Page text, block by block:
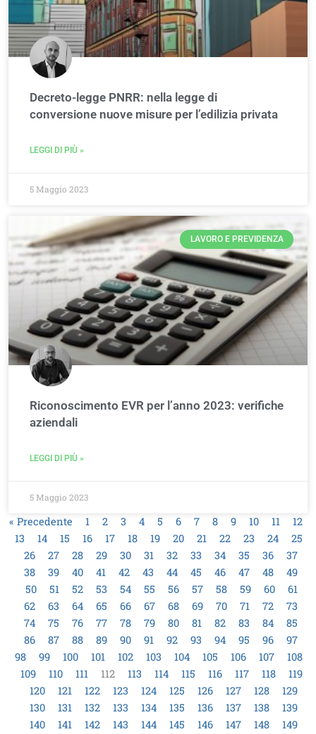
Decreto-legge PNRR: nella legge di
conversione nuove misure per l’edilizia privata
LEGGI DI PIÙ »
5 Maggio 2023
LAVORO E PREVIDENZA
Riconoscimento EVR per l’anno 2023: verifiche
aziendali
LEGGI DI PIÙ »
5 Maggio 2023
« Precedente 1 2 3 4 5 6 7 8 9 10 11
12
13
14 15 16 17 18 19 20 21 22 23 24
25
26
27 28 29 30 31 32 33 34 35 36
37
38
39 40 41 42 43 44 45 46 47 48
49
50
51 52 53 54 55 56 57 58 59 60
61
62
63 64 65 66 67 68 69 70 71 72
73
74
75 76 77 78 79 80 81 82 83 84
85
86
87 88 89 90 91 92 93 94 95 96
97
98
99 100 101 102 103 104 105 106 107
108
109
110 111 112 113 114 115 116 117 118
119
120
121 122 123 124 125 126 127 128
129
130
131 132 133 134 135 136 137 138
139
140
141 142 143 144 145 146 147 148
149